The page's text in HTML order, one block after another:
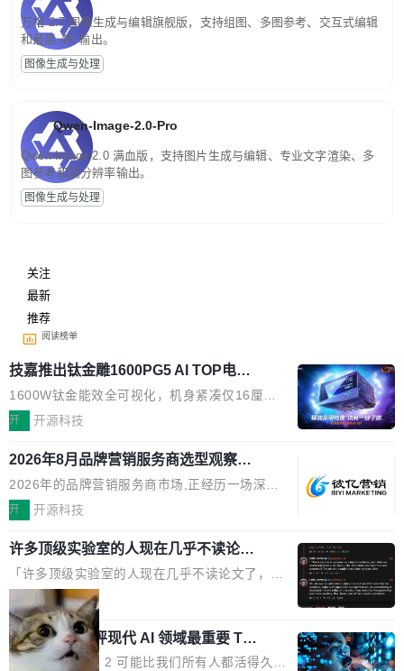
万相 2.7 图像生成与编辑旗舰版，支持组图、多图参考、交互式编辑
和最高 4K 输出。
图像生成与处理
Qwen-Image-2.0-Pro
Qwen-Image-2.0 满血版，支持图片生成与编辑、专业文字渲染、多
图参考和高分辨率输出。
图像生成与处理
关注
最新
推荐
阅读榜单
技嘉推出钛金雕1600PG5 AI TOP电
源：为发烧级主机与本地AI算力打造旗
舰供电方案
1600W钛金能效全可视化，机身紧凑仅16厘米
继2026台北电脑展首度亮相后，技嘉科技近日正
电源专为发烧级DIY主机与本地AI算力平台打
造，整机长度仅16厘米，提供1600W额定功率
与80PLUS钛金能效；支持ATX 3.1与PCIe 5.1
实时LCD监控屏，可充分满足当下高阶PC主机
的严苛使用需求。 澎湃功率，紧凑机身 钛金雕1
600PG5 AI TOP具备强悍输出功率，同时实现
机身尺寸大幅精简。整机长度仅16厘米，属于同
功率段机身尺寸十分紧凑的1600W电源产品。小
巧机身有效提升市面主流标准A...
开 开源科技
2026年8月品牌营销服务商选型观察：
从流量思维到品牌资产思维的范式转移
2026年的品牌营销服务商市场,正经历一场深刻
的价值重构。全球全案品牌代理机构市场从2025
复合增长率达5.44%,预计2032年将突破120亿美
元。数字广告与公共关系相关服务市场更是从20
25年的8463亿美元扩张至2026年的8763亿美
元。数字的背后是一个清晰的事实——品牌对专
业化营销服务的需求从未如此迫切。 但市场扩容
的同时,服务商的竞争逻辑正在改变。2026年Top
开 开源科技
许多顶级实验室的人现在几乎不读论文
了
「许多顶级实验室的人现在几乎不读论文了，而
且他们认为 ICLR/ICML/NeurIPS 充斥着大量过
度宣传和欺诈。」 OpenAI 研究员 Keller Jorda
n 这条推文引发了广泛讨论。他不是在说风凉
话，他是说出了一个圈内人尽皆知但很少公开捅
局
xAI 前工程师评现代 AI 领域最重要 Top
3 开源项目
Flash Attention 2 可能比我们所有人都活得久。